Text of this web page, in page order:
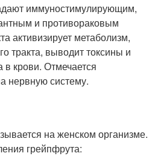
иммуностимулирующим,
и противораковым
активизирует метаболизм,
тракта, выводит токсины и
крови. Отмечается
нервную систему.
на женском организме.
грейпфрута: